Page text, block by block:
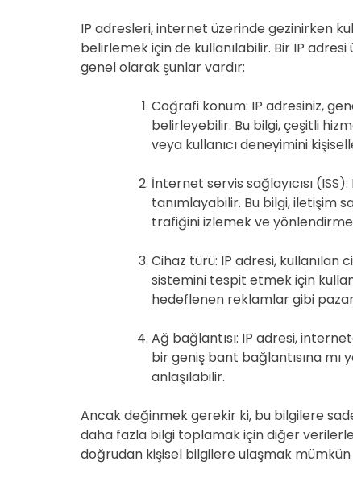
IP adresleri, internet üzerinde gezinirken
belirlemek için de kullanılabilir. Bir IP
genel olarak şunlar vardır:
Coğrafi konum: IP adresiniz,
belirleyebilir. Bu bilgi, çeşitli
veya kullanıcı deneyimini
İnternet servis sağlayıcısı
tanımlayabilir. Bu bilgi, iletişim
trafiğini izlemek ve
Cihaz türü: IP adresi,
sistemini tespit etmek için
hedeflenen reklamlar gibi
Ağ bağlantısı: IP adresi,
bir geniş bant bağlantısına mı
anlaşılabilir.
Ancak değinmek gerekir ki, bu bilgilere
daha fazla bilgi toplamak için diğer
doğrudan kişisel bilgilere ulaşmak